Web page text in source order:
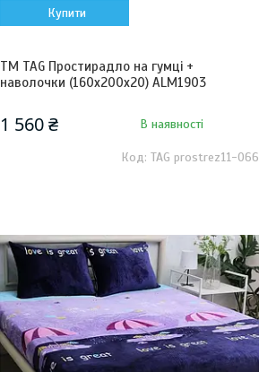
Купити
ТМ TAG Простирадло на гумці +
наволочки (160х200х20) ALM1903
1 560 ₴ В наявності
TAG prostrez11-066